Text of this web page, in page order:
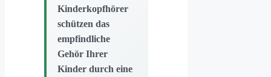
Kinderkopfhörer
schützen das
empfindliche
Gehör Ihrer
Kinder durch eine